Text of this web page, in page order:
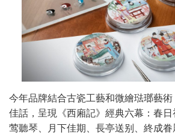
今年品牌結合古瓷工藝和微繪琺瑯藝
佳話，呈現《西廂記》經典六幕：春
莺聽琴、月下佳期、長亭送别、終成